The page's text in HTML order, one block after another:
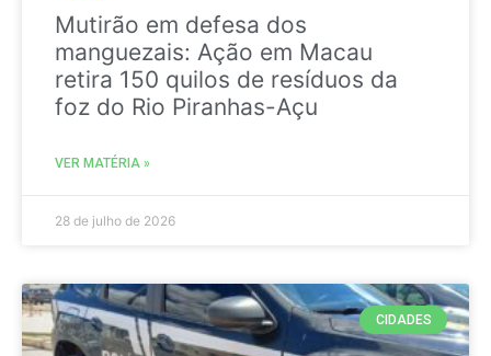
Mutirão em defesa dos
manguezais: Ação em Macau
retira 150 quilos de resíduos da
foz do Rio Piranhas-Açu
VER MATÉRIA »
28 de julho de 2026
CIDADES